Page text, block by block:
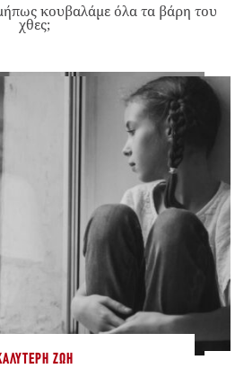
κουβαλάμε όλα τα βάρη του
χθες;
ΖΩΉ